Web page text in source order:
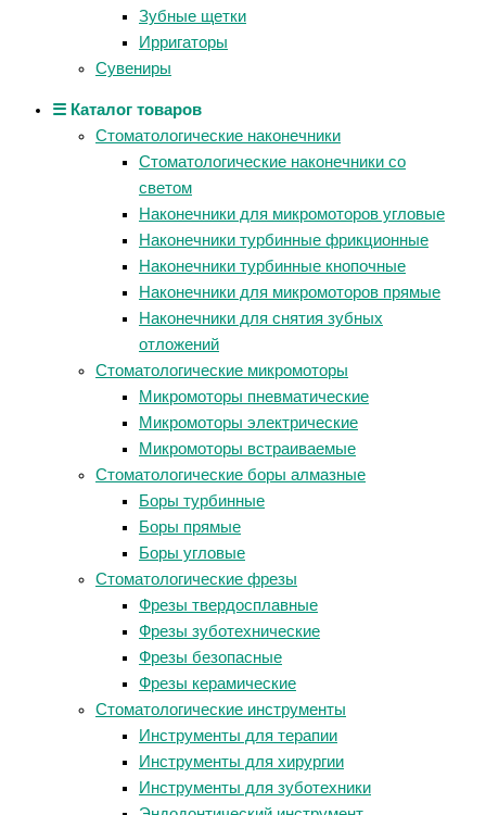
Зубные щетки
Ирригаторы
Сувениры
☰ Каталог товаров
Стоматологические наконечники
Стоматологические наконечники со
светом
Наконечники для микромоторов угловые
Наконечники турбинные фрикционные
Наконечники турбинные кнопочные
Наконечники для микромоторов прямые
Наконечники для снятия зубных
отложений
Стоматологические микромоторы
Микромоторы пневматические
Микромоторы электрические
Микромоторы встраиваемые
Стоматологические боры алмазные
Боры турбинные
Боры прямые
Боры угловые
Стоматологические фрезы
Фрезы твердосплавные
Фрезы зуботехнические
Фрезы безопасные
Фрезы керамические
Стоматологические инструменты
Инструменты для терапии
Инструменты для хирургии
Инструменты для зуботехники